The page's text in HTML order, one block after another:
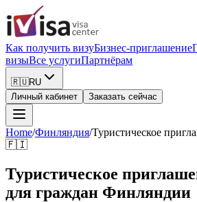
Как получить визуБизнес-приглашение
визыВсе услугиПартнёрам
🇷🇺RU
Личный кабинет
Заказать сейчас
Home/Финляндия/Туристическое
🇫🇮
Туристическое
для граждан Финляндии